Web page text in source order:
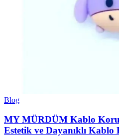
Blog
MY MÜRDÜM Kablo
Estetik ve Dayanıklı